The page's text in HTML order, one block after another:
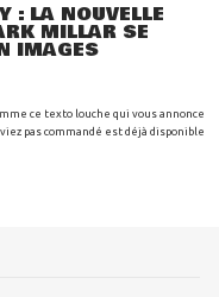
: LA NOUVELLE
MILLAR SE
IMAGES
ce texto louche qui vous annonce
pas commandé est déjà disponible